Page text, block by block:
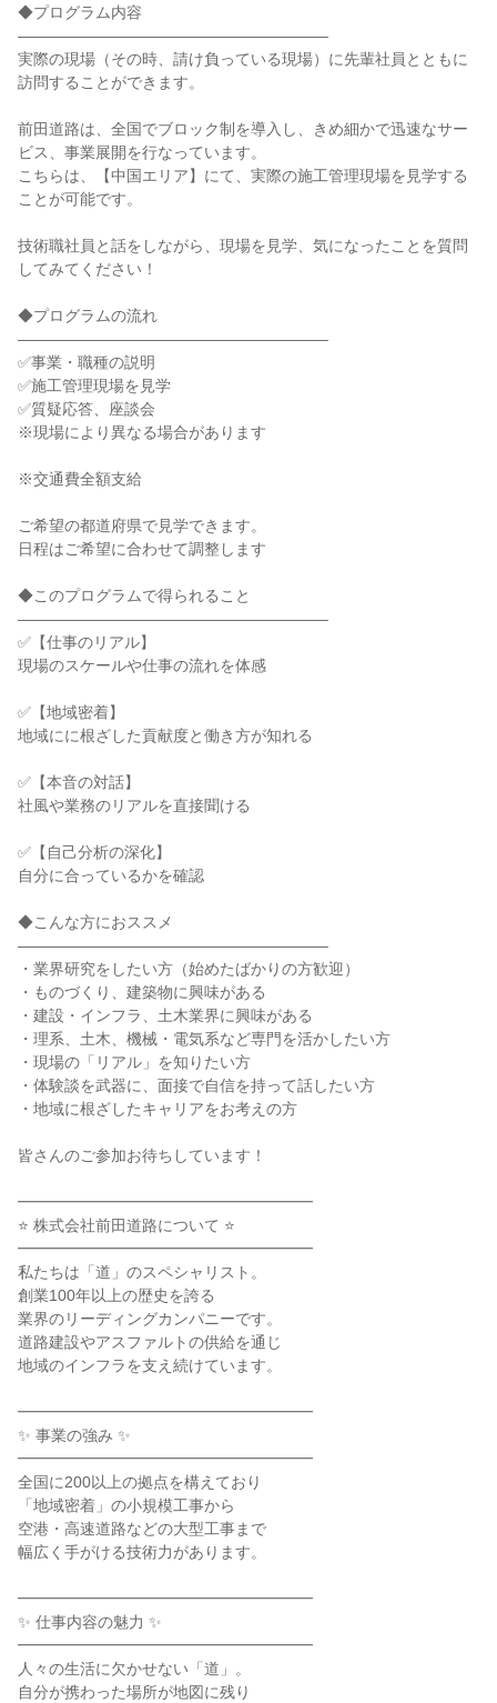
◆プログラム内容
――――――――――――――――――――
実際の現場（その時、請け負っている現場）に先輩社員とともに
訪問することができます。
前田道路は、全国でブロック制を導入し、きめ細かで迅速なサー
ビス、事業展開を行なっています。
こちらは、【中国エリア】にて、実際の施工管理現場を見学する
ことが可能です。
技術職社員と話をしながら、現場を見学、気になったことを質問
してみてください！
◆プログラムの流れ
――――――――――――――――――――
✅事業・職種の説明
✅施工管理現場を見学
✅質疑応答、座談会
※現場により異なる場合があります
※交通費全額支給
ご希望の都道府県で見学できます。
日程はご希望に合わせて調整します
◆このプログラムで得られること
――――――――――――――――――――
✅【仕事のリアル】
現場のスケールや仕事の流れを体感
✅【地域密着】
地域にに根ざした貢献度と働き方が知れる
✅【本音の対話】
社風や業務のリアルを直接聞ける
✅【自己分析の深化】
自分に合っているかを確認
◆こんな方におススメ
――――――――――――――――――――
・業界研究をしたい方（始めたばかりの方歓迎）
・ものづくり、建築物に興味がある
・建設・インフラ、土木業界に興味がある
・理系、土木、機械・電気系など専門を活かしたい方
・現場の「リアル」を知りたい方
・体験談を武器に、面接で自信を持って話したい方
・地域に根ざしたキャリアをお考えの方
皆さんのご参加お待ちしています！
━━━━━━━━━━━━━━━━━━━
⭐ 株式会社前田道路について ⭐
━━━━━━━━━━━━━━━━━━━
私たちは「道」のスペシャリスト。
創業100年以上の歴史を誇る
業界のリーディングカンパニーです。
道路建設やアスファルトの供給を通じ
地域のインフラを支え続けています。
━━━━━━━━━━━━━━━━━━━
✨ 事業の強み ✨
━━━━━━━━━━━━━━━━━━━
全国に200以上の拠点を構えており
「地域密着」の小規模工事から
空港・高速道路などの大型工事まで
幅広く手がける技術力があります。
━━━━━━━━━━━━━━━━━━━
✨ 仕事内容の魅力 ✨
━━━━━━━━━━━━━━━━━━━
人々の生活に欠かせない「道」。
自分が携わった場所が地図に残り